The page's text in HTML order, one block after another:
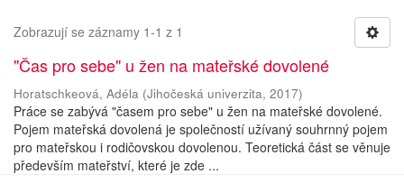
Zobrazují se záznamy 1-1 z 1
"Čas pro sebe" u žen na mateřské dovolené
Horatschkeová, Adéla (Jihočeská univerzita, 2017)
Práce se zabývá "časem pro sebe" u žen na mateřské dovolené.
Pojem mateřská dovolená je společností užívaný souhrnný pojem
pro mateřskou i rodičovskou dovolenou. Teoretická část se věnuje
především mateřství, které je zde ...